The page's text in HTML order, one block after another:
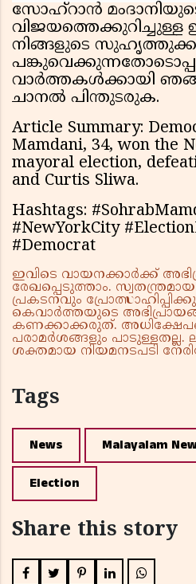
സോഹ്റാൻ
നിങ്ങളുടെ
വാർത്തകൾക്കായി
ചാനൽ പിന്തുടരുക.
Article Summary:
Mamdani, 34, won the
mayoral election,
and Curtis Sliwa.
Hashtags:
#NewYorkCity
#Democrat
ഇവിടെ വായനക്കാർക്ക്
രേഖപ്പെടുത്താം.
പ്രകടനവും
കെവാർത്തയുടെ
കണക്കാക്കരുത്.
പരാമർശങ്ങളും പാടുള്ളതല്ല.
ശക്തമായ നിയമനടപടി
Tags
News Malayalam
Election
Share this story